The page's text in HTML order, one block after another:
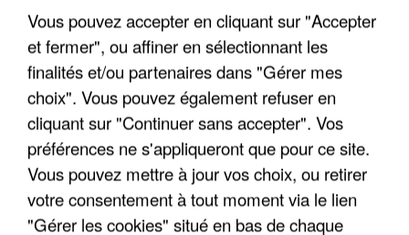
LES DONNÉES DE 300 000 CLIENTS DÉROBÉES À
INTERMARCHÉ APRÈS UNE...
Vous pouvez accepter en cliquant sur "Accepter
et fermer", ou affiner en sélectionnant les
finalités et/ou partenaires dans "Gérer mes
choix". Vous pouvez également refuser en
cliquant sur "Continuer sans accepter". Vos
préférences ne s'appliqueront que pour ce site.
Vous pouvez mettre à jour vos choix, ou retirer
votre consentement à tout moment via le lien
"Gérer les cookies" situé en bas de chaque